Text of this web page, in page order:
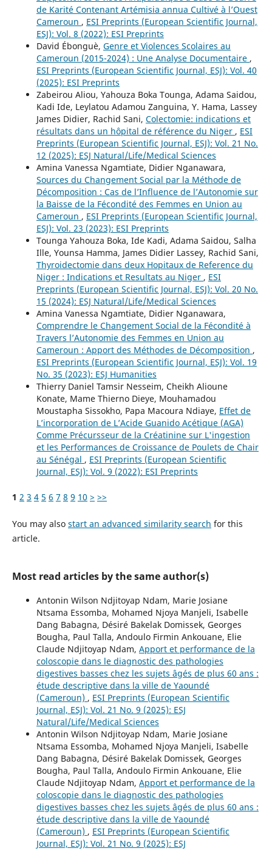
de Karité Contenant Artémisia annua Cultivé à l’Ouest
Cameroun , ESI Preprints (European Scientific Journal,
ESJ): Vol. 8 (2022): ESI Preprints
David Ébonguè, Genre et Violences Scolaires au
Cameroun (2015-2024) : Une Analyse Documentaire ,
ESI Preprints (European Scientific Journal, ESJ): Vol. 40
(2025): ESI Preprints
Zabeirou Aliou, Yahouza Boka Tounga, Adama Saidou,
Kadi Ide, Leylatou Adamou Zanguina, Y. Hama, Lassey
James Didier, Rachid Sani, Colectomie: indications et
résultats dans un hôpital de référence du Niger , ESI
Preprints (European Scientific Journal, ESJ): Vol. 21 No.
12 (2025): ESJ Natural/Life/Medical Sciences
Amina Vanessa Ngamtiate, Didier Nganawara,
Sources du Changement Social par la Méthode de
Décomposition : Cas de l’Influence de l’Autonomie sur
la Baisse de la Fécondité des Femmes en Union au
Cameroun , ESI Preprints (European Scientific Journal,
ESJ): Vol. 23 (2023): ESI Preprints
Tounga Yahouza Boka, Ide Kadi, Adama Saidou, Salha
Ille, Younsa Hamma, James Didier Lassey, Rachid Sani,
Thyroidectomie dans deux Hopitaux de Reference du
Niger : Indications et Resultats au Niger , ESI
Preprints (European Scientific Journal, ESJ): Vol. 20 No.
15 (2024): ESJ Natural/Life/Medical Sciences
Amina Vanessa Ngamtiate, Didier Nganawara,
Comprendre le Changement Social de la Fécondité à
Travers l’Autonomie des Femmes en Union au
Cameroun : Apport des Méthodes de Décomposition ,
ESI Preprints (European Scientific Journal, ESJ): Vol. 19
No. 35 (2023): ESJ Humanities
Thierry Daniel Tamsir Nesseim, Cheikh Alioune
Konate, Mame Thierno Dieye, Mouhamadou
Moustapha Sissokho, Papa Macoura Ndiaye, Effet de
L’incorporation de L’Acide Guanido Acétique (AGA)
Comme Précursseur de la Créatinine sur L'ingestion
et les Performances de Croissance de Poulets de Chair
au Sénégal , ESI Preprints (European Scientific
Journal, ESJ): Vol. 9 (2022): ESI Preprints
1 2 3 4 5 6 7 8 9 10 > >>
You may also start an advanced similarity search for this
article.
Most read articles by the same author(s)
Antonin Wilson Ndjitoyap Ndam, Marie Josiane
Ntsama Essomba, Mohamed Njoya Manjeli, Isabelle
Dang Babagna, Désiré Bakelak Domissek, Georges
Bougha, Paul Talla, Andoulo Firmin Ankouane, Elie
Claude Ndjitoyap Ndam, Apport et performance de la
coloscopie dans le diagnostic des pathologies
digestives basses chez les sujets âgés de plus 60 ans :
étude descriptive dans la ville de Yaoundé
(Cameroun) , ESI Preprints (European Scientific
Journal, ESJ): Vol. 21 No. 9 (2025): ESJ
Natural/Life/Medical Sciences
Antonin Wilson Ndjitoyap Ndam, Marie Josiane
Ntsama Essomba, Mohamed Njoya Manjeli, Isabelle
Dang Babagna, Désiré Bakelak Domissek, Georges
Bougha, Paul Talla, Andoulo Firmin Ankouane, Elie
Claude Ndjitoyap Ndam, Apport et performance de la
coloscopie dans le diagnostic des pathologies
digestives basses chez les sujets âgés de plus 60 ans :
étude descriptive dans la ville de Yaoundé
(Cameroun) , ESI Preprints (European Scientific
Journal, ESJ): Vol. 21 No. 9 (2025): ESJ